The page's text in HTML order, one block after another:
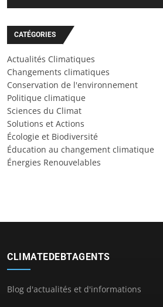
CATÉGORIES
Actualités Climatiques
Changements climatiques
Conservation de l'environnement
Politique climatique
Sciences du Climat
Solutions et Actions
Écologie et Biodiversité
Éducation au changement climatique
Énergies Renouvelables
CLIMATEDEBTAGENTS
Blog d'actualités et d'informations